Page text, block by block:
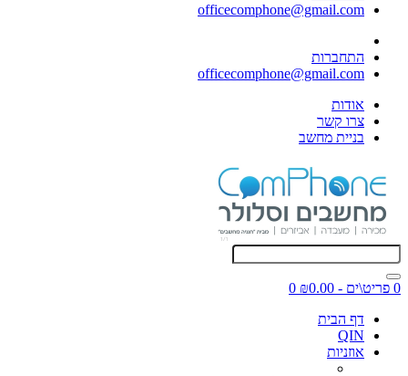
officecomphone@gmail.com
התחברות
officecomphone@gmail.com
אודות
צרו קשר
בניית מחשב
0 פריט\ים - ₪0.00
0
דף הבית
QIN
אוזניות